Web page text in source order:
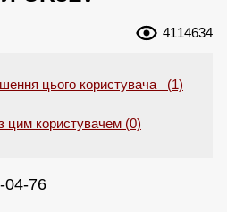
4114634
цього користувача (1)
цим користувачем (0)
04-76